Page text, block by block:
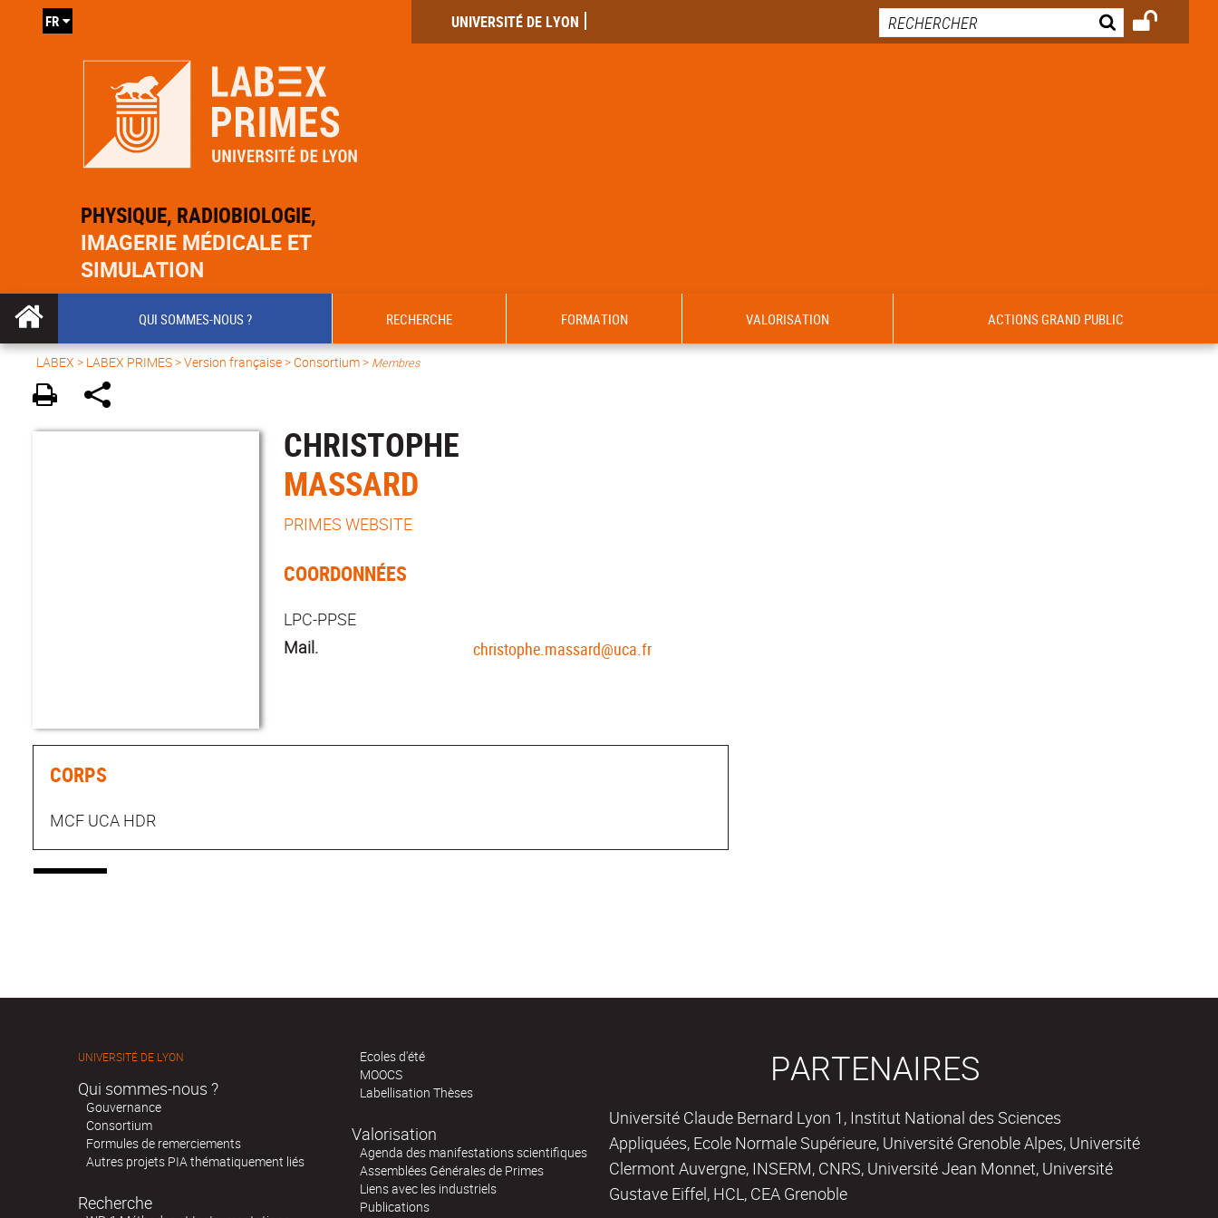
PHYSIQUE, RADIOBIOLOGIE,
IMAGERIE MÉDICALE ET
SIMULATION
UNIVERSITÉ DE LYON
FR
QUI SOMMES-NOUS ? RECHERCHE FORMATION VALORISATION ACTIONS GRAND PUBLIC
LABEX > LABEX PRIMES>Version française> Consortium > Membres
CHRISTOPHE
MASSARD
PRIMES WEBSITE
COORDONNÉES
LPC-PPSE
Mail.
christophe.massard@uca.fr
CORPS
MCF UCA HDR
UNIVERSITÉ DE LYON
Qui sommes-nous ?
Gouvernance
Consortium
Formules de remerciements
Autres projets PIA thématiquement liés
Recherche
Ecoles d'été
MOOCS
Labellisation Thèses
Valorisation
Agenda des manifestations scientifiques
Assemblées Générales de Primes
Liens avec les industriels
Publications
PARTENAIRES
Université Claude Bernard Lyon 1, Institut National des Sciences
Appliquées, Ecole Normale Supérieure, Université Grenoble Alpes, Université
Clermont Auvergne, INSERM, CNRS, Université Jean Monnet, Université
Gustave Eiffel, HCL, CEA Grenoble